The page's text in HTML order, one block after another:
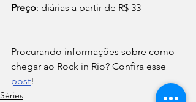
Preço: diárias a partir de R$ 33
Procurando informações sobre como
chegar ao Rock in Rio? Confira esse
post!
Séries